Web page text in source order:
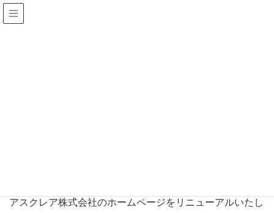
アスクレア株式会社のホームページをリニューアルいたし